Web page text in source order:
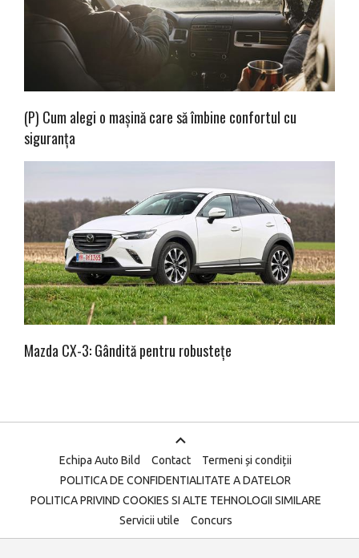
(P) Cum alegi o mașină care să îmbine confortul cu
siguranța
Mazda CX-3: Gândită pentru robustețe
Echipa Auto Bild Contact
Termeni și condiții
POLITICA DE CONFIDENTIALITATE A DATELOR
POLITICA PRIVIND COOKIES SI ALTE TEHNOLOGII SIMILARE
Servicii utile
Concurs